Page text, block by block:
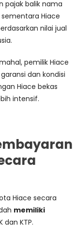
pajak balik nama
Hiace
nilai jual
pemilik Hiace
dan kondisi
Hiace bekas
intensif.
Hiace secara
memiliki
dan KTP.